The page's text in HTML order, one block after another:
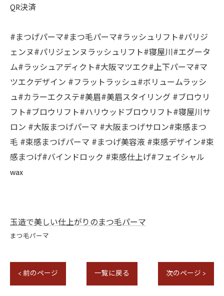
QR決済
#まつげパーマ#まつ毛パーマ#ラッシュリフト#パリジ
ェンヌ#パリジェンヌラッシュリフト#寝屋川#エグータ
ム#ラッシュアディクト#大阪マツエク#上下パーマ#マ
ツエクデザイン #フラットラッシュ#ボリュームラッシ
ュ#カラーエクステ#美眉#美眉スタイリング #ブロウリ
フト#ブロウリフト#ハリウッドブロウリフト#寝屋川サ
ロン #大阪まつげパーマ #大阪まつげサロン#束感まつ
毛 #束感まつげパーマ #まつげ美容液 #束感デザイン#束
感まつげ#バインドロック #束感仕上げ#フェイシャル
wax
玉造で美しい仕上がりのまつ毛パーマ
まつ毛パーマ
< 前のページ 一覧に戻る 次のページ >